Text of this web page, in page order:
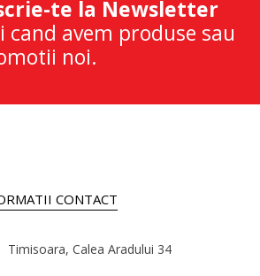
te la Newsletter
cand avem produse sau
noi.
CONTACT
Timisoara, Calea Aradului 34